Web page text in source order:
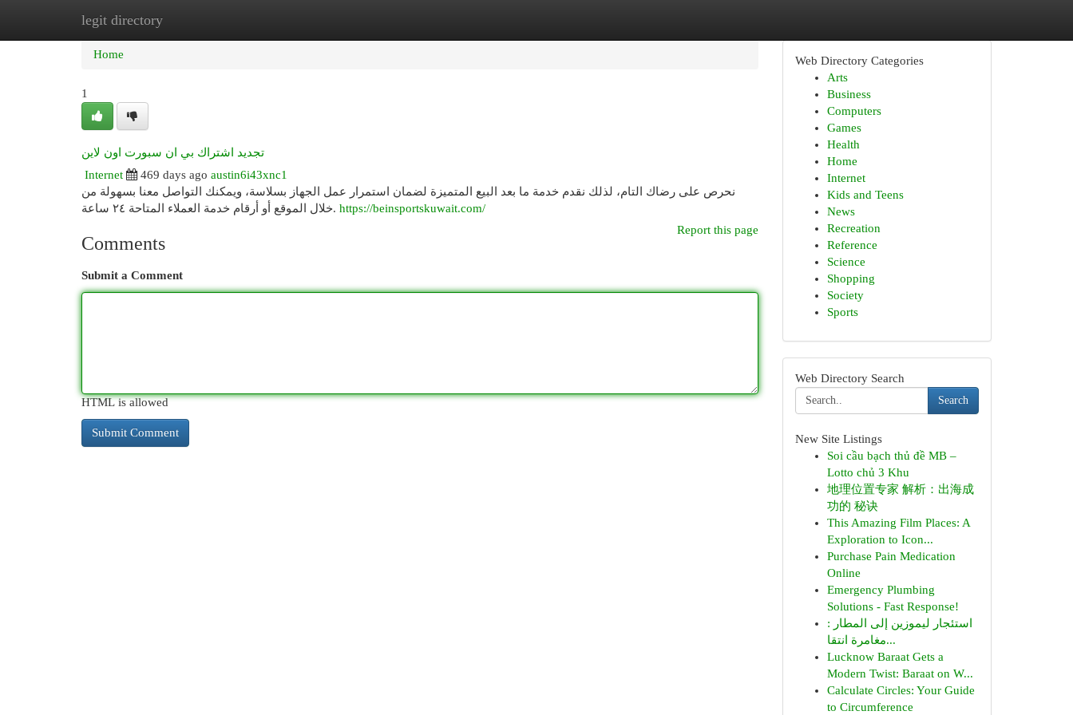
legit directory
Home New Site Listings
Home
1
تجديد اشتراك بي ان سبورت اون لاين
Internet
469 days ago austin6i43xnc1
نحرص على رضاك التام، لذلك نقدم خدمة ما بعد البيع المتميزة لضمان استمرار عمل الجهاز بسلاسة، ويمكنك التواصل معنا بسهولة من
خلال الموقع أو أرقام خدمة العملاء المتاحة ٢٤ ساعة. https://beinsportskuwait.com/
Report this page
Comments
Submit a Comment
HTML is allowed
Web Directory Categories
Arts
Business
Computers
Games
Health
Home
Internet
Kids and Teens
News
Recreation
Reference
Science
Shopping
Society
Sports
Web Directory Search
Search
New Site Listings
Soi cầu bạch thủ đề MB –
Lotto chủ 3 Khu
地理位置专家 解析：出海成
功的 秘诀
This Amazing Film Places: A
Exploration to Icon...
Purchase Pain Medication
Online
Emergency Plumbing
Solutions - Fast Response!
استئجار ليموزين إلى المطار :
مغامرة انتقا...
Lucknow Baraat Gets a
Modern Twist: Baraat on W...
Calculate Circles: Your Guide
to Circumference